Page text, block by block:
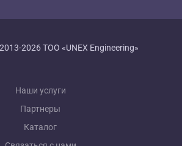
2026 ТОО «UNEX Engineering»
Наши услуги
Партнеры
Каталог